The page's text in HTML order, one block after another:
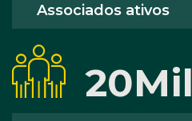
Associados ativos
20Mil